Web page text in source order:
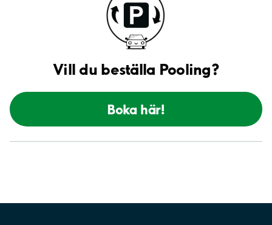
Vill du beställa Pooling?
Boka här!